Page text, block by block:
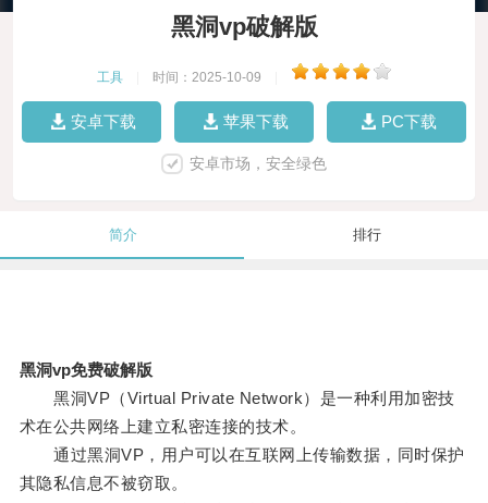
黑洞vp破解版
工具 时间：2025-10-09
安卓下载 苹果下载 PC下载
安卓市场，安全绿色
简介 排行
黑洞vp免费破解版
黑洞VP（Virtual Private Network）是一种利用加密技
术在公共网络上建立私密连接的技术。
通过黑洞VP，用户可以在互联网上传输数据，同时保护
其隐私信息不被窃取。